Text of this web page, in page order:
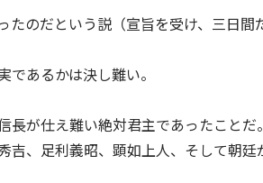
たのだという説（宣旨を受け、三日間
あるかは決し難い。
長が仕え難い絶対君主であったこと
吉、足利義昭、顕如上人、そして朝廷